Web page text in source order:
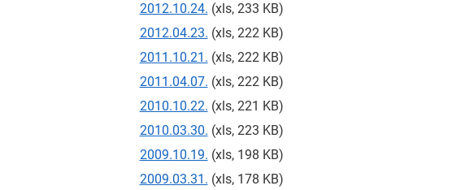
2012.10.24. (xls, 233 KB)
2012.04.23. (xls, 222 KB)
2011.10.21. (xls, 222 KB)
2011.04.07. (xls, 222 KB)
2010.10.22. (xls, 221 KB)
2010.03.30. (xls, 223 KB)
2009.10.19. (xls, 198 KB)
2009.03.31. (xls, 178 KB)